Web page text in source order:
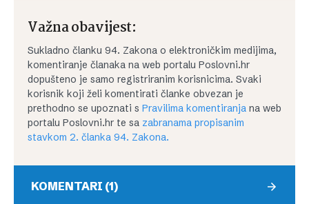
Važna obavijest:
Sukladno članku 94. Zakona o elektroničkim medijima,
komentiranje članaka na web portalu Poslovni.hr
dopušteno je samo registriranim korisnicima. Svaki
korisnik koji želi komentirati članke obvezan je
prethodno se upoznati s Pravilima komentiranja na web
portalu Poslovni.hr te sa zabranama propisanim
stavkom 2. članka 94. Zakona.
KOMENTARI (1)